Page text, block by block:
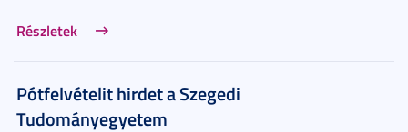
Részletek
Pótfelvételit hirdet a Szegedi
Tudományegyetem